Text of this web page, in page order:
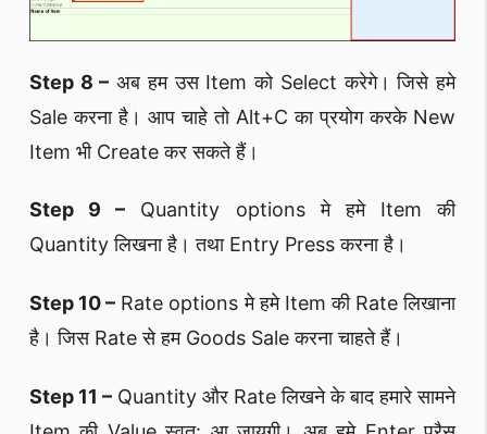
Step 8 – अब हम उस Item को Select करेगे। जिसे हमे
Sale करना है। आप चाहे तो Alt+C का प्रयोग करके New
Item भी Create कर सकते हैं।
Step 9 – Quantity options मे हमे Item की
Quantity लिखना है। तथा Entry Press करना है।
Step 10 – Rate options मे हमे Item की Rate लिखाना
है। जिस Rate से हम Goods Sale करना चाहते हैं।
Step 11 – Quantity और Rate लिखने के बाद हमारे सामने